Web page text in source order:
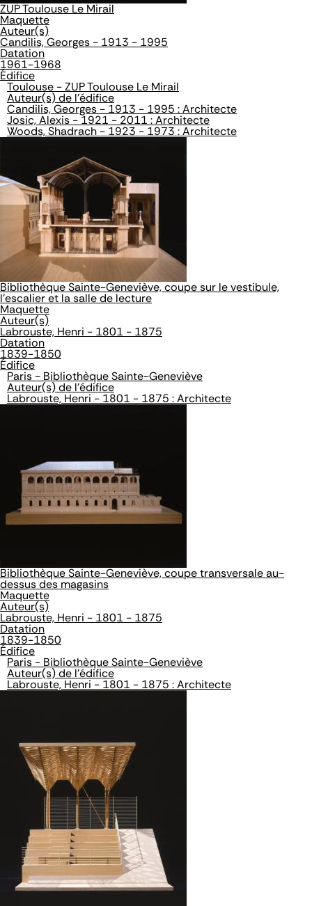
ZUP Toulouse Le Mirail
Maquette
Auteur(s)
Candilis, Georges - 1913 - 1995
Datation
1961-1968
Édifice
Toulouse - ZUP Toulouse Le Mirail
Auteur(s) de l'édifice
Candilis, Georges - 1913 - 1995 : Architecte
Josic, Alexis - 1921 - 2011 : Architecte
Woods, Shadrach - 1923 - 1973 : Architecte
Bibliothèque Sainte-Geneviève, coupe sur le vestibule,
l'escalier et la salle de lecture
Maquette
Auteur(s)
Labrouste, Henri - 1801 - 1875
Datation
1839-1850
Édifice
Paris - Bibliothèque Sainte-Geneviève
Auteur(s) de l'édifice
Labrouste, Henri - 1801 - 1875 : Architecte
Bibliothèque Sainte-Geneviève, coupe transversale au-
dessus des magasins
Maquette
Auteur(s)
Labrouste, Henri - 1801 - 1875
Datation
1839-1850
Édifice
Paris - Bibliothèque Sainte-Geneviève
Auteur(s) de l'édifice
Labrouste, Henri - 1801 - 1875 : Architecte